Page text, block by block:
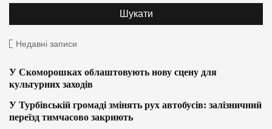
Недавні записи
У Скоморошках облаштовують нову сцену для
культурних заходів
У Турбівській громаді змінять рух автобусів: залізничний
переїзд тимчасово закриють